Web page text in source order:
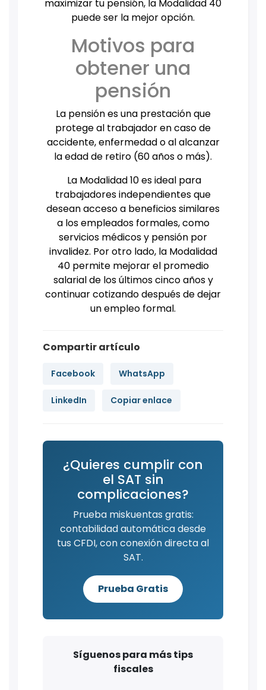
maximizar tu pensión, la Modalidad 40
puede ser la mejor opción.
Motivos para
obtener una
pensión
La pensión es una prestación que
protege al trabajador en caso de
accidente, enfermedad o al alcanzar
la edad de retiro (60 años o más).
La Modalidad 10 es ideal para
trabajadores independientes que
desean acceso a beneficios similares
a los empleados formales, como
servicios médicos y pensión por
invalidez. Por otro lado, la Modalidad
40 permite mejorar el promedio
salarial de los últimos cinco años y
continuar cotizando después de dejar
un empleo formal.
Compartir artículo
Facebook WhatsApp
LinkedIn Copiar enlace
¿Quieres cumplir con
el SAT sin
complicaciones?
Prueba miskuentas gratis:
contabilidad automática desde
tus CFDI, con conexión directa al
SAT.
Prueba Gratis
Síguenos para más tips
fiscales